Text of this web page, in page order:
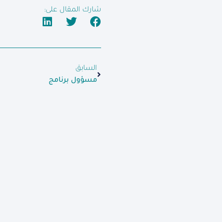
شارك المقال على:
السابق
مسؤول برنامج